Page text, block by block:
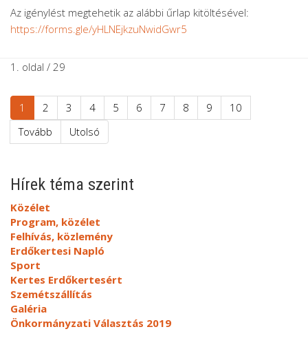
Az igénylést megtehetik az alábbi űrlap kitöltésével:
https://forms.gle/yHLNEjkzuNwidGwr5
1. oldal / 29
1 2 3 4 5 6 7 8 9
10
Tovább
Utolsó
Hírek téma szerint
Közélet
Program, közélet
Felhívás, közlemény
Erdőkertesi Napló
Sport
Kertes Erdőkertesért
Szemétszállítás
Galéria
Önkormányzati Választás 2019